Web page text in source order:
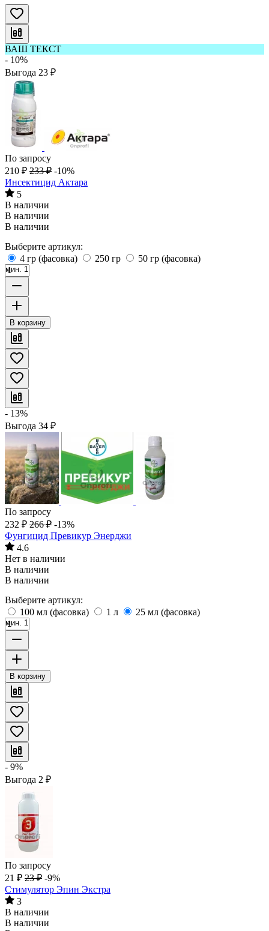
ВАШ ТЕКСТ
- 10%
Выгода 23 ₽
По запросу
210 ₽ 233 ₽ -10%
Инсектицид Актара
5
В наличии
В наличии
В наличии
Выберите артикул:
4 гр (фасовка)
250 гр 50 гр (фасовка)
мин. 1
В корзину
- 13%
Выгода 34 ₽
По запросу
232 ₽ 266 ₽ -13%
Фунгицид Превикур Энерджи
4.6
Нет в наличии
В наличии
В наличии
Выберите артикул:
100 мл (фасовка)
1 л 25 мл (фасовка)
мин. 1
В корзину
- 9%
Выгода 2 ₽
По запросу
21 ₽ 23 ₽ -9%
Стимулятор Эпин Экстра
3
В наличии
В наличии